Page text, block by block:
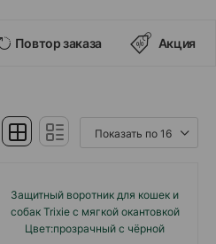
Повтор заказа Акция
Защитный воротник для кошек и
собак Trixie с мягкой окантовкой
Цвет:прозрачный с чёрной